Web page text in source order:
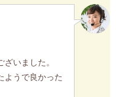
いました。
ようで良かった